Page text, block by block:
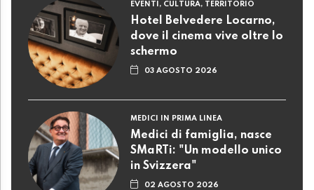
EVENTI, CULTURA, TERRITORIO
Hotel Belvedere Locarno,
dove il cinema vive oltre lo
schermo
03 AGOSTO 2026
MEDICI IN PRIMA LINEA
Medici di famiglia, nasce
SMaRTi: "Un modello unico
in Svizzera"
02 AGOSTO 2026